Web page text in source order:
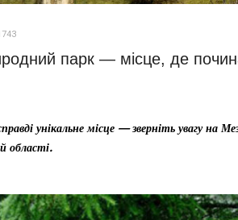
парк — місце, де
унікальне місце — зверніть увагу на
області.